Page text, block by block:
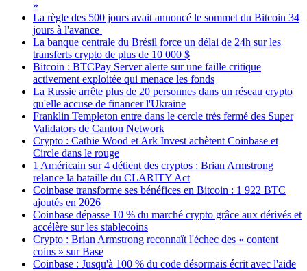
»
La règle des 500 jours avait annoncé le sommet du Bitcoin 34
jours à l'avance
La banque centrale du Brésil force un délai de 24h sur les
transferts crypto de plus de 10 000 $
Bitcoin : BTCPay Server alerte sur une faille critique
activement exploitée qui menace les fonds
La Russie arrête plus de 20 personnes dans un réseau crypto
qu'elle accuse de financer l'Ukraine
Franklin Templeton entre dans le cercle très fermé des Super
Validators de Canton Network
Crypto : Cathie Wood et Ark Invest achètent Coinbase et
Circle dans le rouge
1 Américain sur 4 détient des cryptos : Brian Armstrong
relance la bataille du CLARITY Act
Coinbase transforme ses bénéfices en Bitcoin : 1 922 BTC
ajoutés en 2026
Coinbase dépasse 10 % du marché crypto grâce aux dérivés et
accélère sur les stablecoins
Crypto : Brian Armstrong reconnaît l'échec des « content
coins » sur Base
Coinbase : Jusqu'à 100 % du code désormais écrit avec l'aide